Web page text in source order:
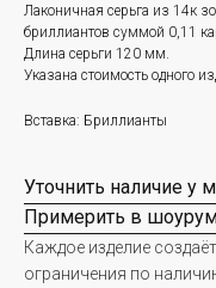
Лаконичная серьга из 14к
бриллиантов суммой 0,11
Длина серьги 120 мм.
Указана стоимость одного
Вставка: Бриллианты
Уточнить наличие у
Примерить в
Каждое изделие
ограничения по